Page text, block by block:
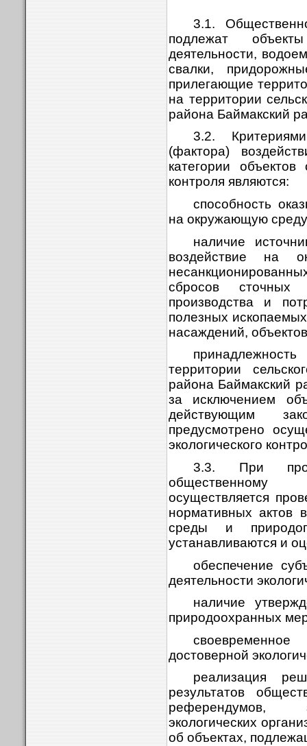
3.1.
подлежат
деятельности,
свалки,
прилегающие
на территории
района Баймакский
3.2.
(фактора)
категории объектов
контроля являются:
способность
на окружающую
наличие
воздействие на
сбросов
производства и
полезных
насаждений,
территории
района Баймакский
за исключением
действующим
предусмотрено
экологического
3.3. При
общественному
осуществляется
нормативных актов
среды и
устанавливаются и
обеспечение
деятельности
наличие
природоохранных
достоверной
реализация
результатов
референдумов,
экологических
об объектах,